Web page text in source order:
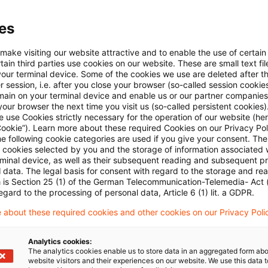
der eigenen Berichtspflicht durch eine
großen kapitalmarktorientierten –
ist eine Befreiungsmöglichkeit für bestimmte
holding undertakings“ sind.
Wirkung der CSRD bleibt bestehen, wenngleich die
Drittlandunternehmen fallen ab dem 1. Januar
sie (1) mehr als 450 Mio. EUR Umsatzerlöse in
erzielten und (2) in der EU ein
mit mehr als 200 Mio. EUR Umsatzerlösen im
Punkten sowie den weiteren mit dem „content
an den Pflichten zur
visiting our website attractive and to enable the use of
third parties use cookies on our website. These are small text
terminal device. Some of the cookies we use are deleted after
session, i.e. after you close your browser (so-called session
on your terminal device and enable us or our partner
browser the next time you visit us (so-called persistent
use Cookies strictly necessary for the operation of our website
Learn more about these required Cookies on our Privacy
following cookie categories are used if you give your consent.
cookies selected by you and the storage of information associated
device, as well as their subsequent reading and subsequent
data. The legal basis for consent with regard to the storage and
is Section 25 (1) of the German Telecommunication-Telemedia- Act
to the processing of personal data, Article 6 (1) lit. a GDPR.
about these required cookies and other cookies on our Privacy
Analytics cookies:
The analytics cookies enable us to store data in an aggregated form
website visitors and their experiences on our website. We use this data